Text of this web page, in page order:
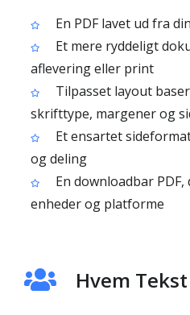
En PDF lavet ud fra
Et mere ryddeligt
aflevering eller print
Tilpasset layout
skrifttype, margener og
Et ensartet
og deling
En downloadbar
enheder og platforme
Hvem